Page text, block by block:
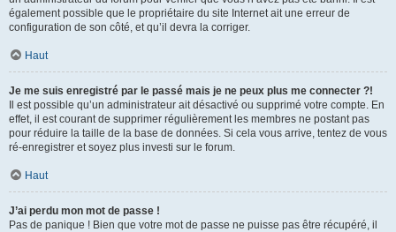
également possible que le propriétaire du site Internet ait une erreur de
configuration de son côté, et qu’il devra la corriger.
Haut
Je me suis enregistré par le passé mais je ne peux plus me connecter ?!
Il est possible qu’un administrateur ait désactivé ou supprimé votre compte. En
effet, il est courant de supprimer régulièrement les membres ne postant pas
pour réduire la taille de la base de données. Si cela vous arrive, tentez de vous
ré-enregistrer et soyez plus investi sur le forum.
Haut
J’ai perdu mon mot de passe !
Pas de panique ! Bien que votre mot de passe ne puisse pas être récupéré, il